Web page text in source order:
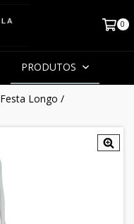
0
PRODUTOS
Festa Longo /